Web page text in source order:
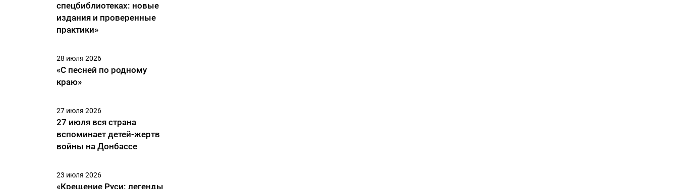
спецбиблиотеках: новые
издания и проверенные
практики»
28 июля 2026
«С песней по родному
краю»
27 июля 2026
27 июля вся страна
вспоминает детей-жертв
войны на Донбассе
23 июля 2026
«Крещение Руси: легенды